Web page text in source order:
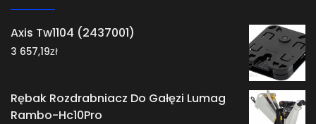
Axis Tw1104 (2437001)
3 657,19zł
Rębak Rozdrabniacz Do Gałęzi Lumag
Rambo-Hc10Pro